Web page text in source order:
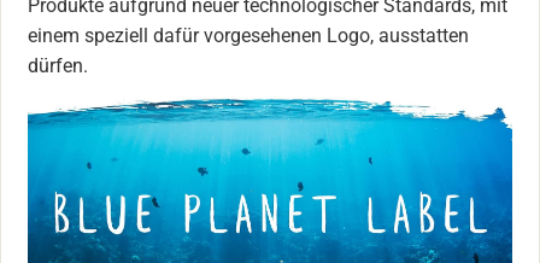
Produkte aufgrund neuer technologischer Standards, mit
einem speziell dafür vorgesehenen Logo, ausstatten
dürfen.